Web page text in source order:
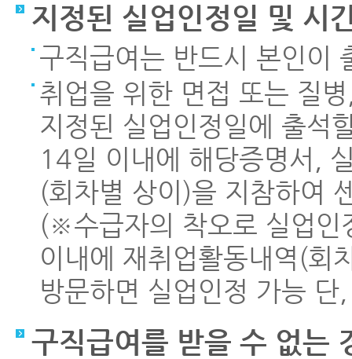
지정된 실업인정일 및 시
구직급여는 반드시 본인이
취업을 위한 면접 또는 질
지정된 실업인정일에 출석
14일 이내에 해당증명서,
(회차별 상이)을 지참하여
(※수급자의 착오로 실업인
이내에 재취업활동내역(회
방문하면 실업인정 가능
구직급여를 받을 수 없는